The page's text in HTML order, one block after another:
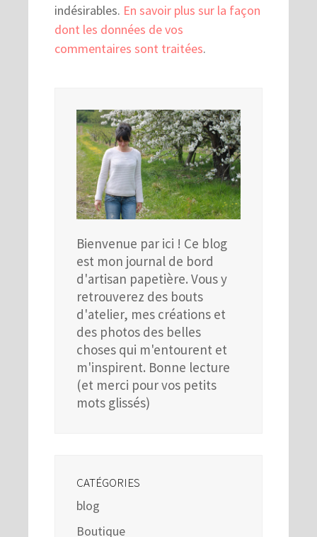
indésirables. En savoir plus sur la façon
dont les données de vos
commentaires sont traitées.
Bienvenue par ici ! Ce blog
est mon journal de bord
d'artisan papetière. Vous y
retrouverez des bouts
d'atelier, mes créations et
des photos des belles
choses qui m'entourent et
m'inspirent. Bonne lecture
(et merci pour vos petits
mots glissés)
CATÉGORIES
blog
Boutique